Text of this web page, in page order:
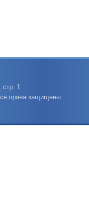
стр. 1
права защищены.